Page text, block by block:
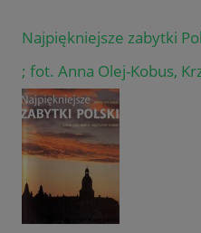
Najpiękniejsze zabytki
; fot. Anna Olej-Kobus,